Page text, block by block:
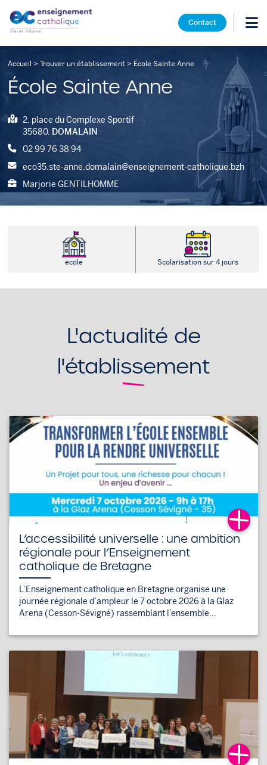
Contact
Accueil > Trouver un établissement > École Sainte Anne
École Sainte Anne
2, place du Complexe Sportif
35680, DOMALAIN
02 99 76 38 94
eco35.ste-anne.domalain@enseignement-catholique.bzh
Marjorie GENTILHOMME
ecole Scolarisation sur 4 jours
L'actualité de
l'établissement
L’accessibilité universelle : une ambition
régionale pour l’Enseignement
catholique de Bretagne
L’Enseignement catholique en Bretagne organise une
journée régionale d’ampleur le 7 octobre 2026 à la Glaz
Arena (Cesson-Sévigné) rassemblant l’ensemble...